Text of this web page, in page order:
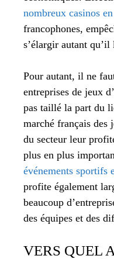
nombreux casinos
francophones,
s’élargir autant
Pour autant, il ne
entreprises de jeux
pas taillé la part du
marché français des
du secteur leur
plus en plus
événements sportifs
profite également
beaucoup
des équipes et des
VERS QUEL